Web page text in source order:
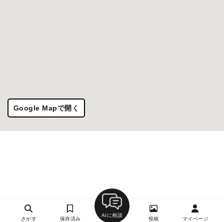
Google Mapで開く
さがす 保存済み
AIに相談
投稿 マイページ